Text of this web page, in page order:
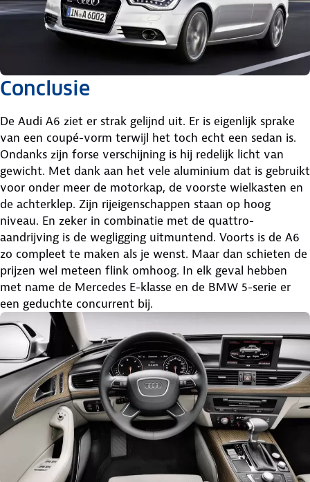
Conclusie
De Audi A6 ziet er strak gelijnd uit. Er is eigenlijk sprake
van een coupé-vorm terwijl het toch echt een sedan is.
Ondanks zijn forse verschijning is hij redelijk licht van
gewicht. Met dank aan het vele aluminium dat is gebruikt
voor onder meer de motorkap, de voorste wielkasten en
de achterklep. Zijn rijeigenschappen staan op hoog
niveau. En zeker in combinatie met de quattro-
aandrijving is de wegligging uitmuntend. Voorts is de A6
zo compleet te maken als je wenst. Maar dan schieten de
prijzen wel meteen flink omhoog. In elk geval hebben
met name de Mercedes E-klasse en de BMW 5-serie er
een geduchte concurrent bij.